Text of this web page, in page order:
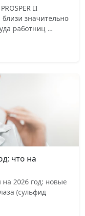
II
близи значительно
работниц …
что на
2026 год: новые
(сульфид